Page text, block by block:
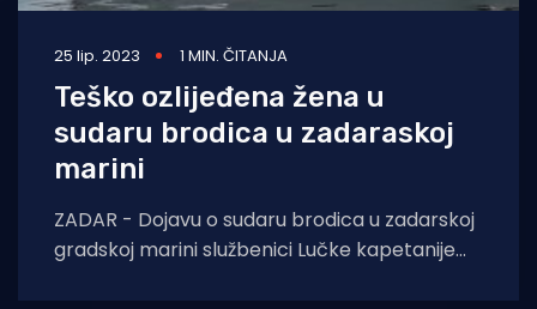
25 lip. 2023 1 MIN. ČITANJA
Teško ozlijeđena žena u
sudaru brodica u zadaraskoj
marini
ZADAR - Dojavu o sudaru brodica u zadarskoj
gradskoj marini službenici Lučke kapetanije